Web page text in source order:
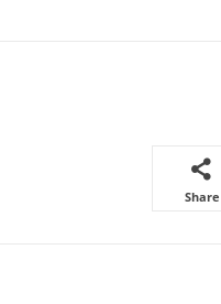
Share